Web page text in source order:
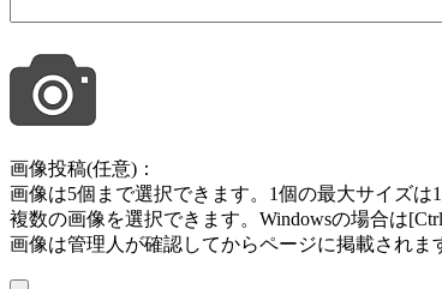
画像投稿(任意)：
画像は5個まで選択できます。1個の最大サイズは
複数の画像を選択できます。Windowsの場合は
画像は管理人が確認してからページに掲載されま